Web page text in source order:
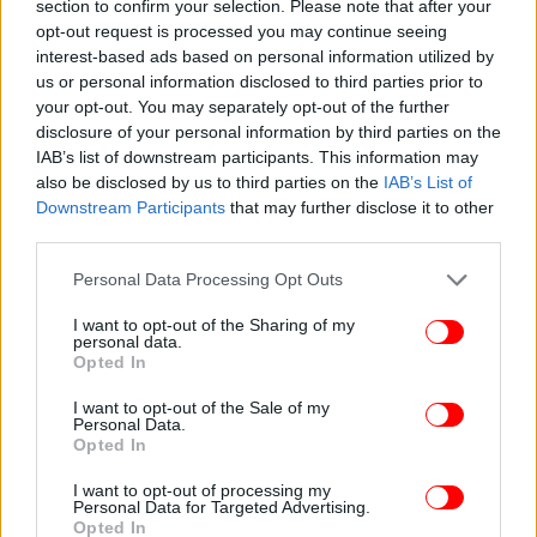
section to confirm your selection. Please note that after your
opt-out request is processed you may continue seeing
interest-based ads based on personal information utilized by
us or personal information disclosed to third parties prior to
your opt-out. You may separately opt-out of the further
disclosure of your personal information by third parties on the
IAB’s list of downstream participants. This information may
also be disclosed by us to third parties on the IAB’s List of
Downstream Participants that may further disclose it to other
Please note that this website/app uses one or more Google
not limited to your visit or usage behaviour. You may click to
grant or deny consent to Google and its third-party tags to
use your data for below specified purposes in below Google
consent section.
Personal Data Processing Opt Outs
I want to opt-out of the Sharing of my
personal data.
Opted In
I want to opt-out of the Sale of my
Personal Data.
Opted In
I want to opt-out of processing my
Personal Data for Targeted Advertising.
Opted In
σταδιακά χειροτέρεψε.
Αφού ξύπνησε αργά, η Γκρέις Κέλι έλουσε τα μαλλιά
της πριν ανακαλύψει ότι μια απεργία είχε διακόψει
όλη την ηλεκτρική ενέργεια της πόλης του
φεστιβάλ. Δεν είχε πιστολάκι για να στεγνώσει τα
μαλλιά της, ούτε φώτα για να βαφτεί ή σίδερο για
να σιδερώσει το ρούχο που θα φορούσε. Με δύο
αυτοκίνητα να περιμένουν κάτω από το ξενοδοχείο
Carlton, η Γκρέις Κέλι τράβηξε τα μαλλιά της πίσω,
ταφτά και φυσικά, βρίσκοντας τους ανελκυστήρες
χωρίς ρεύμα, ανεβοκατέβηκε πολλά σκαλοπάτια για
να συναντήσει τον Γκαλάντε και ένα σωρό
φωτογράφους.